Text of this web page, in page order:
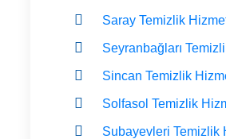
Saray Temizlik
Seyranbağları
Sincan Temizlik
Solfasol Temizlik
Subayevleri Temizlik